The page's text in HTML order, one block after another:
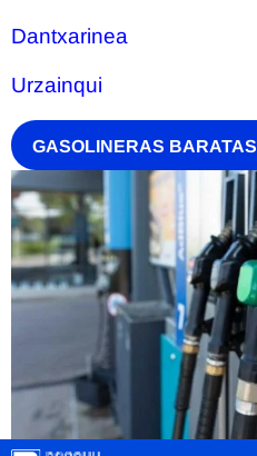
Dantxarinea
Urzainqui
GASOLINERAS BARATAS